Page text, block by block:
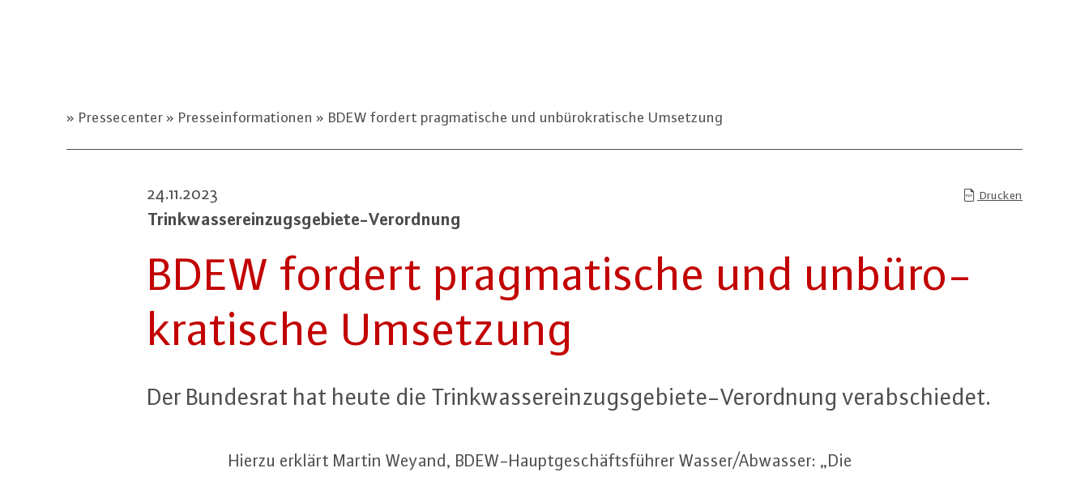
Pressecenter Presseinformationen BDEW fordert pragmatische und unbürokratische Umsetzung
24.11.2023 Drucken
Trink­was­ser­ein­zugs­ge­bie­te-Ver­ord­nung
BDEW fordert prag­ma­ti­sche und un­bü­ro­
kra­ti­sche Umsetzung
Der Bundesrat hat heute die Trink­was­ser­ein­zugs­ge­bie­te-Ver­ord­nung ver­ab­schie­det.
Hierzu erklärt Martin Weyand, BDEW-Haupt­ge­schäfts­füh­rer Wasser/Abwasser: „Die